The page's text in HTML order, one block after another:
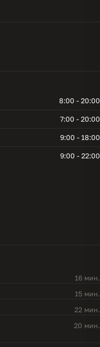
8:00 - 20:00
7:00 - 20:00
9:00 - 18:00
9:00 - 22:00
16 мин.
15 мин.
22 мин.
20 мин.